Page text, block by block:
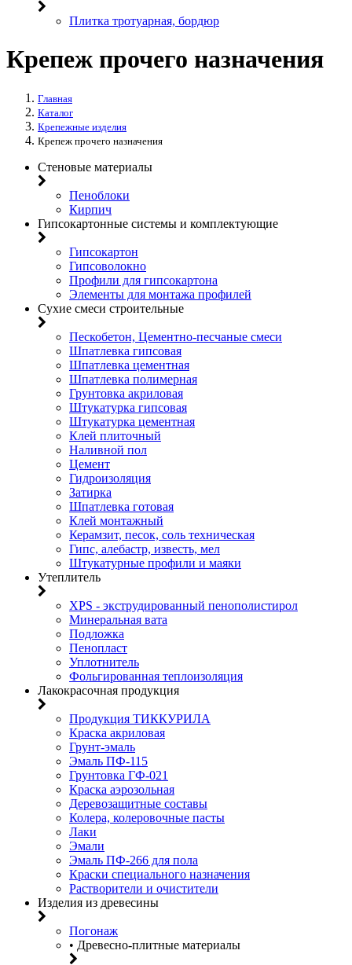
Плитка тротуарная, бордюр
Крепеж прочего назначения
Главная
Каталог
Крепежные изделия
Крепеж прочего назначения
Стеновые материалы
Пеноблоки
Кирпич
Гипсокартонные системы и комплектующие
Гипсокартон
Гипсоволокно
Профили для гипсокартона
Элементы для монтажа профилей
Сухие смеси строительные
Пескобетон, Цементно-песчаные смеси
Шпатлевка гипсовая
Шпатлевка цементная
Шпатлевка полимерная
Грунтовка акриловая
Штукатурка гипсовая
Штукатурка цементная
Клей плиточный
Наливной пол
Цемент
Гидроизоляция
Затирка
Шпатлевка готовая
Клей монтажный
Керамзит, песок, соль техническая
Гипс, алебастр, известь, мел
Штукатурные профили и маяки
Утеплитель
XPS - экструдированный пенополистирол
Минеральная вата
Подложка
Пенопласт
Уплотнитель
Фольгированная теплоизоляция
Лакокрасочная продукция
Продукция ТИККУРИЛА
Краска акриловая
Грунт-эмаль
Эмаль ПФ-115
Грунтовка ГФ-021
Краска аэрозольная
Деревозащитные составы
Колера, колеровочные пасты
Лаки
Эмали
Эмаль ПФ-266 для пола
Краски специального назначения
Растворители и очистители
Изделия из древесины
Погонаж
• Древесно-плитные материалы